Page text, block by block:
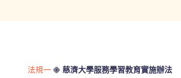
法規一𖠁慈濟大學服務學習教育實施辦法